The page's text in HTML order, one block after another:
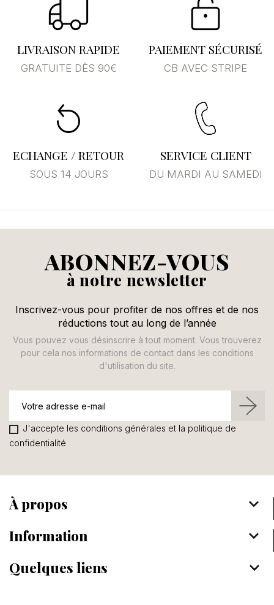
LIVRAISON RAPIDE
GRATUITE DÈS 90€
PAIEMENT SÉCURISÉ
CB AVEC STRIPE
ECHANGE / RETOUR
SOUS 14 JOURS
SERVICE CLIENT
DU MARDI AU SAMEDI
ABONNEZ-VOUS
à notre newsletter
Inscrivez-vous pour profiter de nos offres et de nos
réductions tout au long de l’année
Vous pouvez vous désinscrire à tout moment. Vous trouverez
pour cela nos informations de contact dans les conditions
d'utilisation du site.
J'accepte les conditions générales et la politique de
confidentialité
À propos keyboard_arrow_down
Information keyboard_arrow_down
Quelques liens keyboard_arrow_down
Vous devez être connecté pour enregistrer des
produits dans votre liste d'envies.